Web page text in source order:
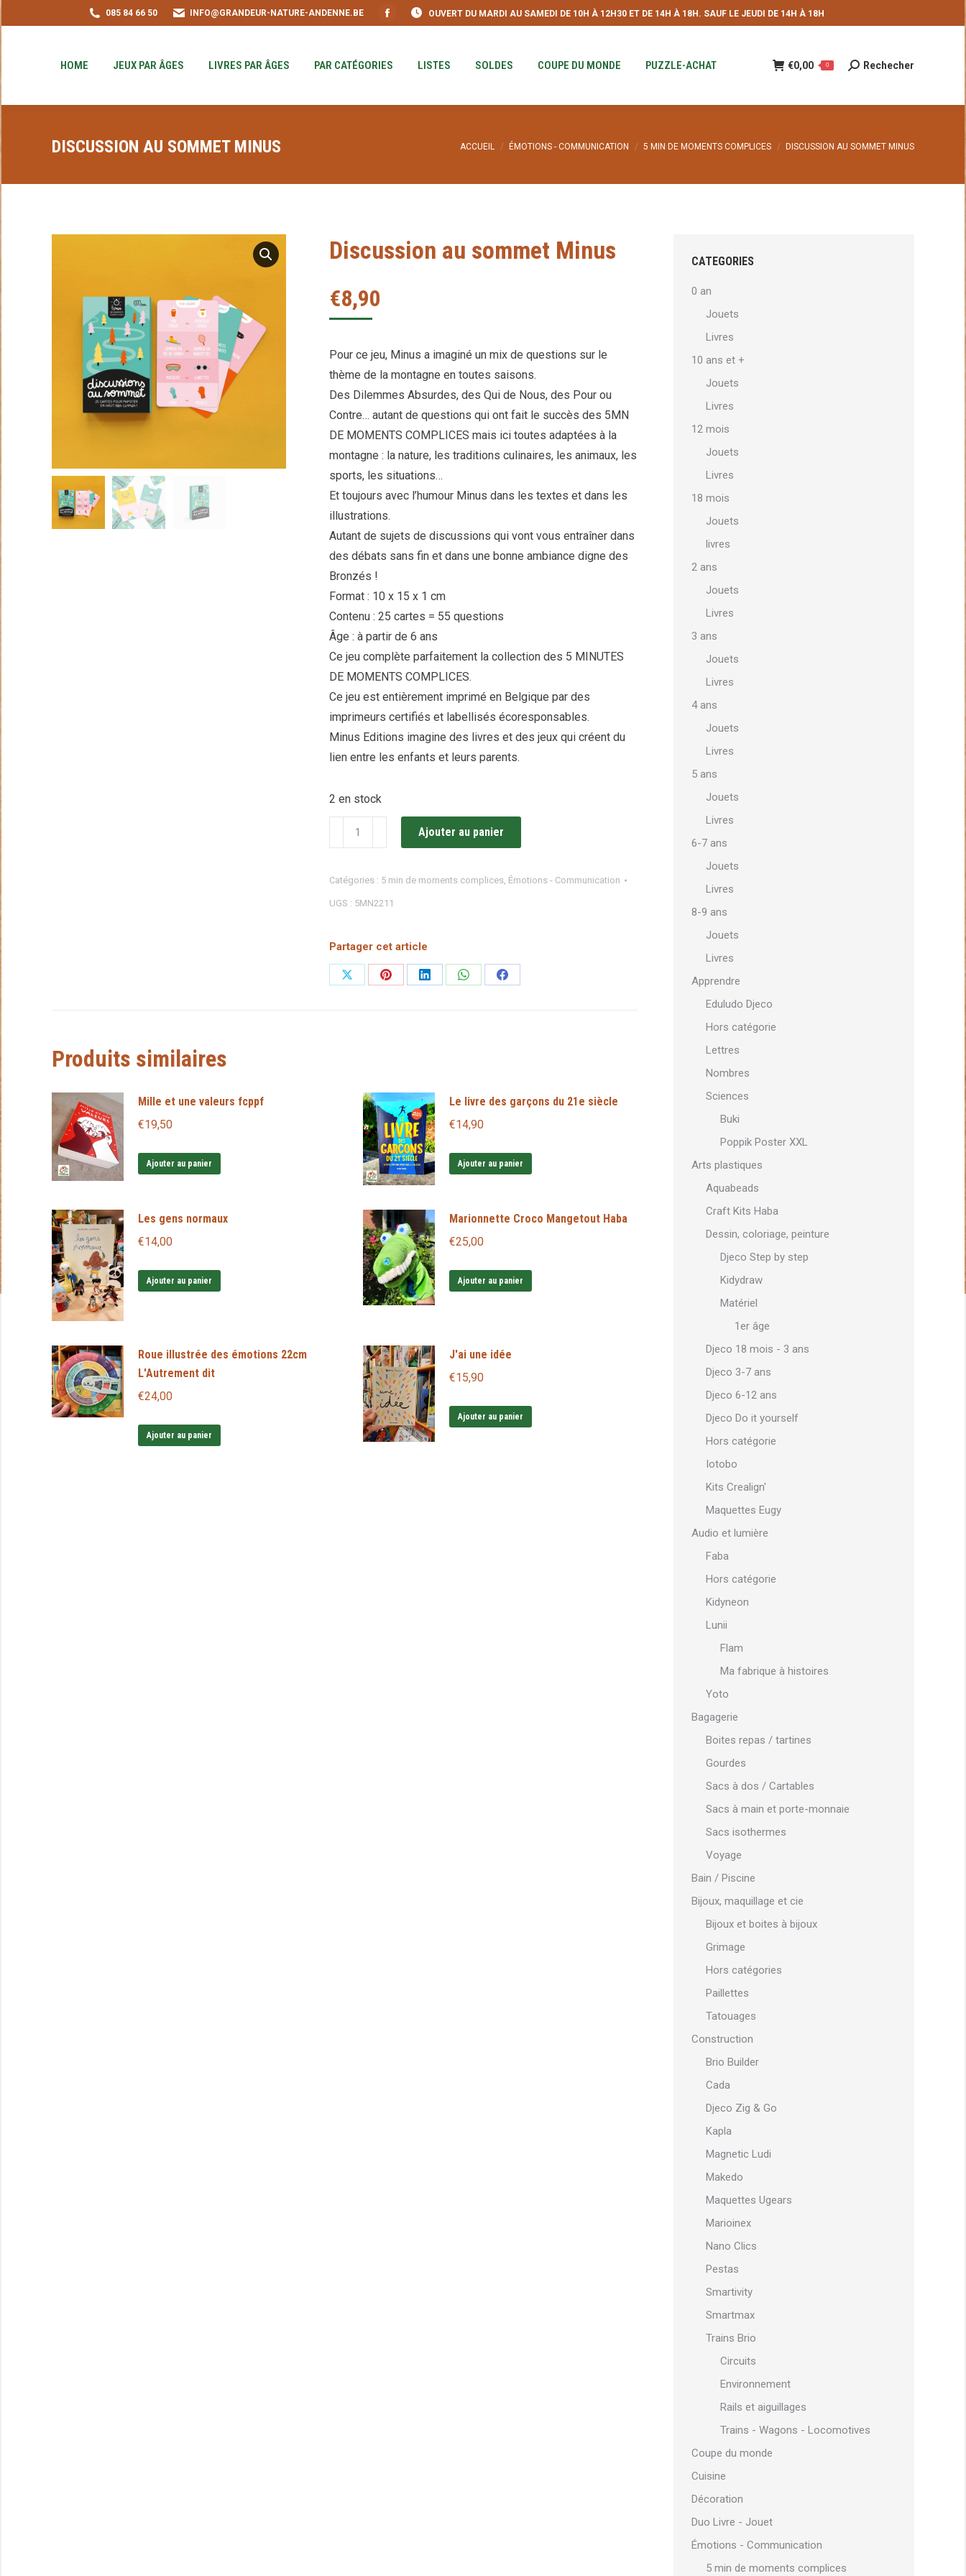
085 84 66 50 INFO@GRANDEUR-NATURE-ANDENNE.BE
Facebook
opens
OUVERT DU MARDI AU SAMEDI DE 10H À 12H30 ET DE 14H À 18H. SAUF LE JEUDI DE 14H À 18H
HOME JEUX PAR ÂGES LIVRES PAR ÂGES PAR CATÉGORIES LISTES SOLDES COUPE DU MONDE PUZZLE-ACHAT €0,00 0
Recherche
Rechecher
DISCUSSION AU SOMMET MINUS Vous êtes ici :
ACCUEIL ÉMOTIONS - COMMUNICATION 5 MIN DE MOMENTS COMPLICES DISCUSSION AU SOMMET MINUS
Discussion au sommet Minus
€8,90
Pour ce jeu, Minus a imaginé un mix de questions sur le
thème de la montagne en toutes saisons.
Des Dilemmes Absurdes, des Qui de Nous, des Pour ou
Contre… autant de questions qui ont fait le succès des 5MN
DE MOMENTS COMPLICES mais ici toutes adaptées à la
montagne : la nature, les traditions culinaires, les animaux, les
sports, les situations…
Et toujours avec l’humour Minus dans les textes et dans les
illustrations.
Autant de sujets de discussions qui vont vous entraîner dans
des débats sans fin et dans une bonne ambiance digne des
Bronzés !
Format : 10 x 15 x 1 cm
Contenu : 25 cartes = 55 questions
Âge : à partir de 6 ans
Ce jeu complète parfaitement la collection des 5 MINUTES
DE MOMENTS COMPLICES.
Ce jeu est entièrement imprimé en Belgique par des
imprimeurs certifiés et labellisés écoresponsables.
Minus Editions imagine des livres et des jeux qui créent du
lien entre les enfants et leurs parents.
2 en stock
quantité
de
au
sommet
Ajouter au panier
Catégories : 5 min de moments complices, Émotions - Communication
UGS : 5MN2211
Partager cet article
PartagerPartagerPartagerPartagerPartager
Produits similaires
Mille et une valeurs fcppf
€19,50
Ajouter au panier
Le livre des garçons du 21e siècle
€14,90
Ajouter au panier
Les gens normaux
€14,00
Ajouter au panier
Marionnette Croco Mangetout Haba
€25,00
Ajouter au panier
Roue illustrée des émotions 22cm
L'Autrement dit
€24,00
Ajouter au panier
J'ai une idée
€15,90
Ajouter au panier
CATEGORIES
0 an
Jouets
Livres
10 ans et +
Jouets
Livres
12 mois
Jouets
Livres
18 mois
Jouets
livres
2 ans
Jouets
Livres
3 ans
Jouets
Livres
4 ans
Jouets
Livres
5 ans
Jouets
Livres
6-7 ans
Jouets
Livres
8-9 ans
Jouets
Livres
Apprendre
Eduludo Djeco
Hors catégorie
Lettres
Nombres
Sciences
Buki
Poppik Poster XXL
Arts plastiques
Aquabeads
Craft Kits Haba
Dessin, coloriage, peinture
Djeco Step by step
Kidydraw
Matériel
1er âge
Djeco 18 mois - 3 ans
Djeco 3-7 ans
Djeco 6-12 ans
Djeco Do it yourself
Hors catégorie
Iotobo
Kits Crealign'
Maquettes Eugy
Audio et lumière
Faba
Hors catégorie
Kidyneon
Lunii
Flam
Ma fabrique à histoires
Yoto
Bagagerie
Boites repas / tartines
Gourdes
Sacs à dos / Cartables
Sacs à main et porte-monnaie
Sacs isothermes
Voyage
Bain / Piscine
Bijoux, maquillage et cie
Bijoux et boites à bijoux
Grimage
Hors catégories
Paillettes
Tatouages
Construction
Brio Builder
Cada
Djeco Zig & Go
Kapla
Magnetic Ludi
Makedo
Maquettes Ugears
Marioinex
Nano Clics
Pestas
Smartivity
Smartmax
Trains Brio
Circuits
Environnement
Rails et aiguillages
Trains - Wagons - Locomotives
Coupe du monde
Cuisine
Décoration
Duo Livre - Jouet
Émotions - Communication
5 min de moments complices
HOME JEUX PAR ÂGES LIVRES PAR ÂGES PAR CATÉGORIES LISTES SOLDES COUPE DU MONDE
PUZZLE-ACHAT
: